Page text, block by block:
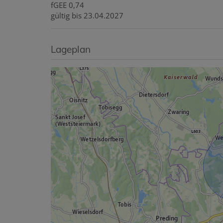
fGEE 0,74
gültig bis 23.04.2027
Lageplan